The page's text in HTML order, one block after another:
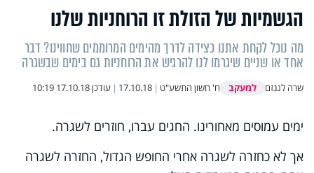
הגשמיות של הזולת זו הרוחניות שלנו
מה נוכל לקחת אתנו כצידה לדרך מהימים המרוממים שחווינו? דבר
אחד או שניים שיגרמו לנו להרגיש את הרוחניות גם בימים שבשגרה
שרה לנגזם למעקב ח' חשון התשע"ט |
17.10.18
| עודכן17.10.18 10:19
ימים עמוסים מאחורינו. החגים עברו, חוזרים לשגרה.
אך לא כחזרה לשגרה אחרי החופש הגדול, החזרה לשגרה